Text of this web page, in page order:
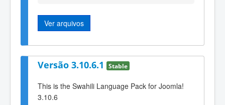
Ver arquivos
Versão 3.10.6.1 Stable
This is the Swahili Language Pack for Joomla!
3.10.6